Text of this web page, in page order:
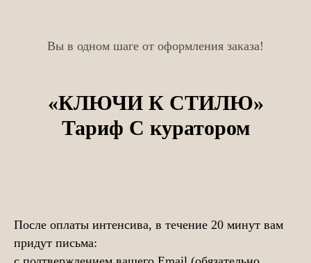
Вы в одном шаге от оформления заказа!
«КЛЮЧИ К СТИЛЮ»
Тариф С куратором
После оплаты интенсива, в течение 20 минут вам
придут письма: